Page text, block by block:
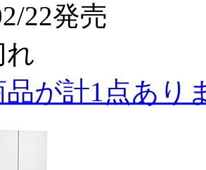
22発売
れ
品が計1点あり